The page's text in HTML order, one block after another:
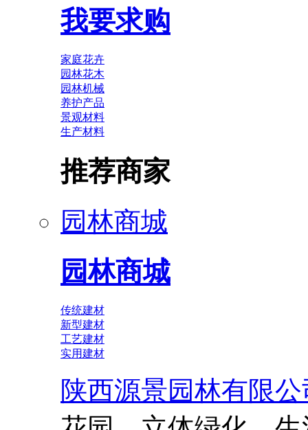
我要求购
家庭花卉
园林花木
园林机械
养护产品
景观材料
生产材料
推荐商家
园林商城
园林商城
传统建材
新型建材
工艺建材
实用建材
陕西源景园林有限公